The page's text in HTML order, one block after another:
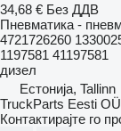
34,68 € Без ДДВ
Пневматика -
4721726260
1197581 41197581
дизел
Естонија, Tallinn
TruckParts Eesti OÜ
Контактирајте го